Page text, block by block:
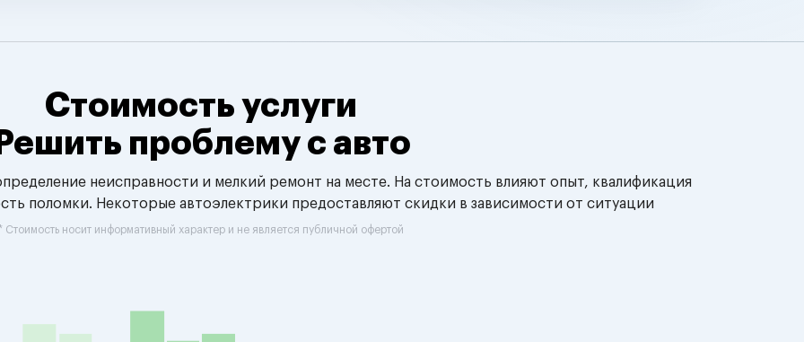
Стоимость услуги
Решить проблему с авто
неисправности и мелкий ремонт на месте. На стоимость влияют опыт, квалификация
поломки. Некоторые автоэлектрики предоставляют скидки в зависимости от ситуации
Стоимость носит информативный характер и не является публичной офертой